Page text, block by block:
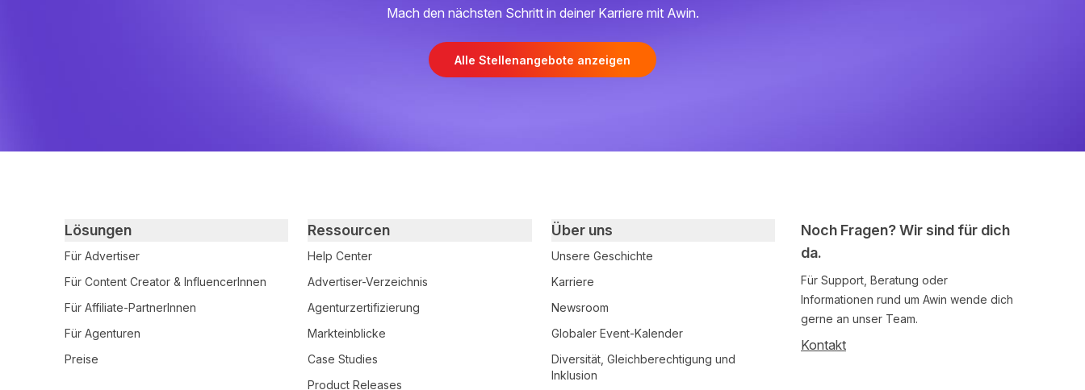
Mach den nächsten Schritt in deiner Karriere mit Awin.
Alle Stellenangebote anzeigen
Noch Fragen? Wir sind für dich
da.
Für Support, Beratung oder
Informationen rund um Awin wende dich
gerne an unser Team.
Kontakt
Primary footer navigation
Lösungen
Für Advertiser
Für Content Creator & InfluencerInnen
Für Affiliate-PartnerInnen
Für Agenturen
Preise
Ressourcen
Help Center
Advertiser-Verzeichnis
Agenturzertifizierung
Markteinblicke
Case Studies
Product Releases
Über uns
Unsere Geschichte
Karriere
Newsroom
Globaler Event-Kalender
Diversität, Gleichberechtigung und
Inklusion